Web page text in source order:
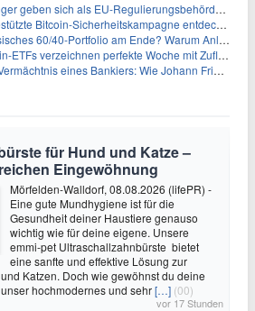
sich als EU-Regulierungsbehörden aus, um Krypto-Nutzer nach MiCA-Deadline ins Visier zu nehmen
Bitcoin-Sicherheitskampagne entdeckt fast 5.000 Softwareprobleme in 390 Projekten
60/40-Portfolio am Ende? Warum Anleger jetzt radikal umdenken müssen
verzeichnen perfekte Woche mit Zuflüssen auf 3-Monats-Hoch
eines Bankiers: Wie Johann Friedrich Städel sein Imperium unsterblich machte
für Hund und Katze –
Eingewöhnung
Mörfelden-Walldorf, 08.08.2026 (lifePR) -
Eine gute Mundhygiene ist für die
Gesundheit deiner Haustiere genauso
wichtig wie für deine eigene. Unsere
emmi-pet Ultraschallzahnbürste bietet
eine sanfte und effektive Lösung zur
Katzen. Doch wie gewöhnst du deine
hochmodernes und sehr[…] (00)
vor 17 Stunden